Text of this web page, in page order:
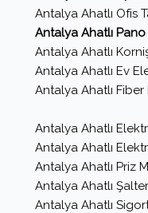
Antalya Ahatlı Ofis
Antalya Ahatlı
Antalya Ahatlı
Antalya Ahatlı Ev
Antalya Ahatlı
Antalya Ahatlı
Antalya Ahatlı
Antalya Ahatlı Priz
Antalya Ahatlı Şalter
Antalya Ahatlı